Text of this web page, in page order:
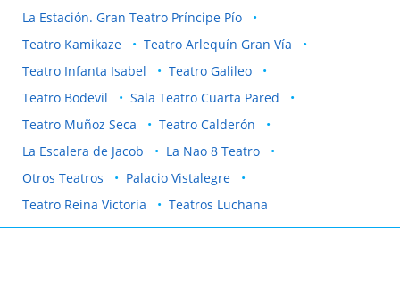
La Estación. Gran Teatro Príncipe Pío
Teatro Kamikaze
Teatro Arlequín Gran Vía
Teatro Infanta Isabel
Teatro Galileo
Teatro Bodevil
Sala Teatro Cuarta Pared
Teatro Muñoz Seca
Teatro Calderón
La Escalera de Jacob
La Nao 8 Teatro
Otros Teatros
Palacio Vistalegre
Teatro Reina Victoria
Teatros Luchana